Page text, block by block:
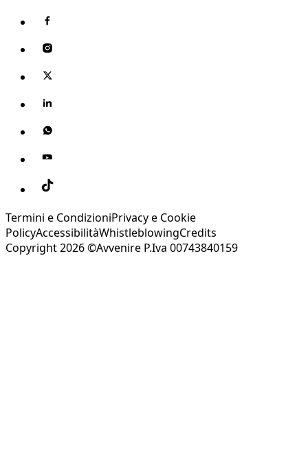
Termini e CondizioniPrivacy e Cookie
PolicyAccessibilitàWhistleblowingCredits
Copyright 2026 ©Avvenire P.Iva 00743840159